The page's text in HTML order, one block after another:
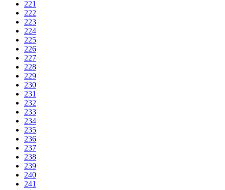
221
222
223
224
225
226
227
228
229
230
231
232
233
234
235
236
237
238
239
240
241